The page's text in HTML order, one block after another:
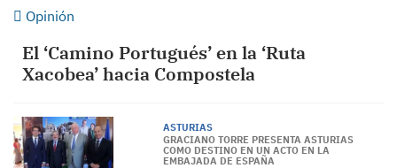
Opinión
El ‘Camino Portugués’ en la ‘Ruta
Xacobea’ hacia Compostela
ASTURIAS
GRACIANO TORRE PRESENTA ASTURIAS
COMO DESTINO EN UN ACTO EN LA
EMBAJADA DE ESPAÑA